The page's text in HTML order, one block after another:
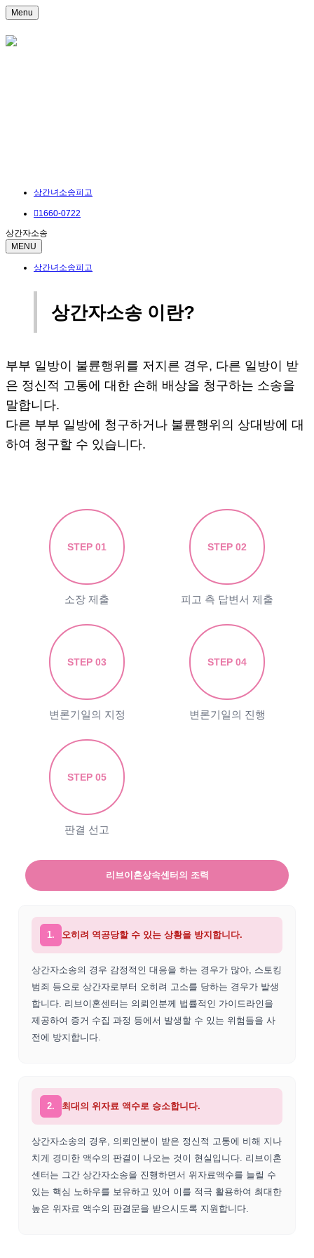
Menu
상간녀소송피고
1660-0722
상간자소송
MENU
상간녀소송피고
상간자소송 이란?
부부 일방이 불륜행위를 저지른 경우, 다른 일방이 받
은 정신적 고통에 대한 손해 배상을 청구하는 소송을
말합니다.
다른 부부 일방에 청구하거나 불륜행위의 상대방에 대
하여 청구할 수 있습니다.
STEP 01
소장 제출
STEP 02
피고 측 답변서 제출
STEP 03
변론기일의 지정
STEP 04
변론기일의 진행
STEP 05
판결 선고
리브이혼상속센터의 조력
1. 오히려 역공당할 수 있는 상황을 방지합니다.
상간자소송의 경우 감정적인 대응을 하는 경우가 많아, 스토킹
범죄 등으로 상간자로부터 오히려 고소를 당하는 경우가 발생
합니다. 리브이혼센터는 의뢰인분께 법률적인 가이드라인을
제공하여 증거 수집 과정 등에서 발생할 수 있는 위험들을 사
전에 방지합니다.
2. 최대의 위자료 액수로 승소합니다.
상간자소송의 경우, 의뢰인분이 받은 정신적 고통에 비해 지나
치게 경미한 액수의 판결이 나오는 것이 현실입니다. 리브이혼
센터는 그간 상간자소송을 진행하면서 위자료액수를 늘릴 수
있는 핵심 노하우를 보유하고 있어 이를 적극 활용하여 최대한
높은 위자료 액수의 판결문을 받으시도록 지원합니다.